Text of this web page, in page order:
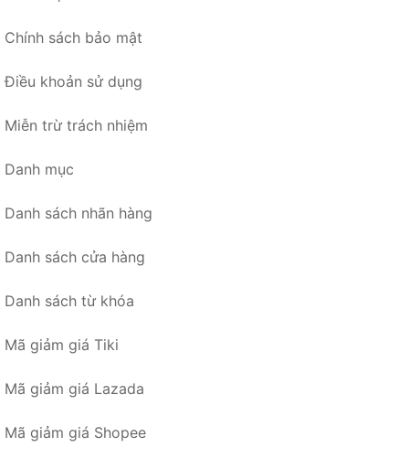
Chính sách bảo mật
Điều khoản sử dụng
Miễn trừ trách nhiệm
Danh mục
Danh sách nhãn hàng
Danh sách cửa hàng
Danh sách từ khóa
Mã giảm giá Tiki
Mã giảm giá Lazada
Mã giảm giá Shopee